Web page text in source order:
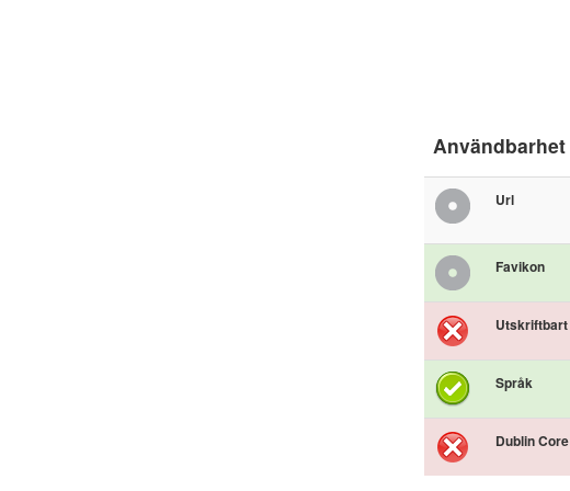
Användbarhet
Url
Favikon
Utskriftbart
Språk
Dublin Core